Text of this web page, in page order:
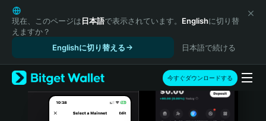
English
日本語
Tiếng Việt
Español (Latinoamérica)
Türkçe
Italiano
現在、このページは日本語で表示されています。 Englishに切り替
えますか？
Englishに切り替える
日本語で続ける
今すぐダウンロードする